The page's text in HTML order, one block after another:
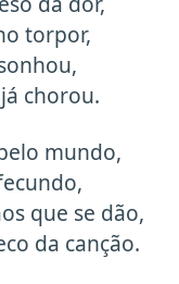
torpor,
chorou.
mundo,
que se dão,
da canção.